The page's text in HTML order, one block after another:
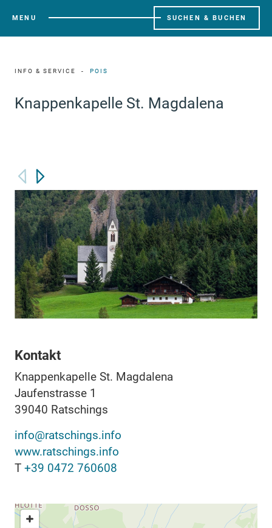
MENU SUCHEN & BUCHEN
INFO & SERVICE POIS
Knappenkapelle St. Magdalena
Kontakt
Knappenkapelle St. Magdalena
Jaufenstrasse 1
39040 Ratschings
info@ratschings.info
www.ratschings.info
T +39 0472 760608